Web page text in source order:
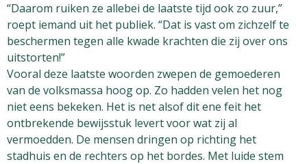
“Daarom ruiken ze allebei de laatste tijd ook zo zuur,”
roept iemand uit het publiek. “Dat is vast om zichzelf te
beschermen tegen alle kwade krachten die zij over ons
uitstorten!”
Vooral deze laatste woorden zwepen de gemoederen
van de volksmassa hoog op. Zo hadden velen het nog
niet eens bekeken. Het is net alsof dit ene feit het
ontbrekende bewijsstuk levert voor wat zij al
vermoedden. De mensen dringen op richting het
stadhuis en de rechters op het bordes. Met luide stem